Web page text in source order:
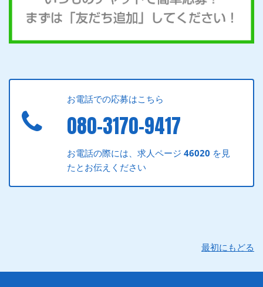
お電話での応募はこちら
080-3170-9417
お電話の際には、求人ページ46020 を見
たとお伝えください
最初にもどる